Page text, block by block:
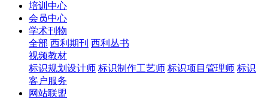
培训中心
会员中心
学术刊物
全部 西利期刊 西利丛书
视频教材
标识规划设计师 标识制作工艺师 标识项目管理师 标识
客户服务
网站联盟